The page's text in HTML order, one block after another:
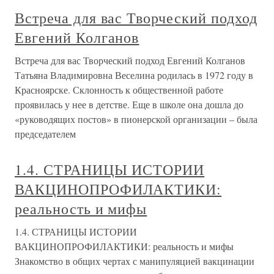
Встреча для вас Творческий подход
Евгений Колганов
Встреча для вас Творческий подход Евгений Колганов
Татьяна Владимировна Веселина родилась в 1972 году в
Красноярске. Склонность к общественной работе
проявилась у нее в детстве. Еще в школе она дошла до
«руководящих постов» в пионерской организации – была
председателем
1.4. СТРАНИЦЫ ИСТОРИИ
ВАКЦИНОПРОФИЛАКТИКИ:
реальность и мифы
1.4. СТРАНИЦЫ ИСТОРИИ
ВАКЦИНОПРОФИЛАКТИКИ: реальность и мифы
Знакомство в общих чертах с манипуляцией вакцинации